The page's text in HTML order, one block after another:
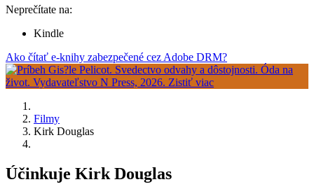
Neprečítate na:
Kindle
Ako čítať e-knihy zabezpečené cez Adobe DRM?
Filmy
Kirk Douglas
Účinkuje Kirk Douglas